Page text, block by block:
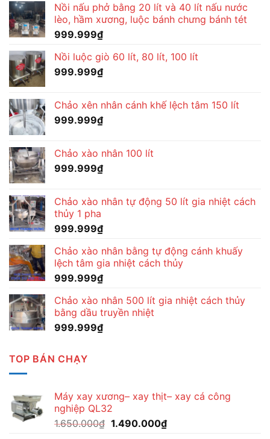
Nồi nấu phở bằng 20 lít và 40 lít nấu nước
lèo, hầm xương, luộc bánh chưng bánh tét
999.999₫
Nồi luộc giò 60 lít, 80 lít, 100 lít
999.999₫
Chảo xên nhân cánh khế lệch tâm 150 lít
999.999₫
Chảo xào nhân 100 lít
999.999₫
Chảo xào nhân tự động 50 lít gia nhiệt cách
thủy 1 pha
999.999₫
Chảo xào nhân bằng tự động cánh khuấy
lệch tâm gia nhiệt cách thủy
999.999₫
Chảo xào nhân 500 lít gia nhiệt cách thủy
bằng dầu truyền nhiệt
999.999₫
TOP BÁN CHẠY
Máy xay xương– xay thịt– xay cá công
nghiệp QL32
1.650.000₫ Giá
1.490.000₫Giá